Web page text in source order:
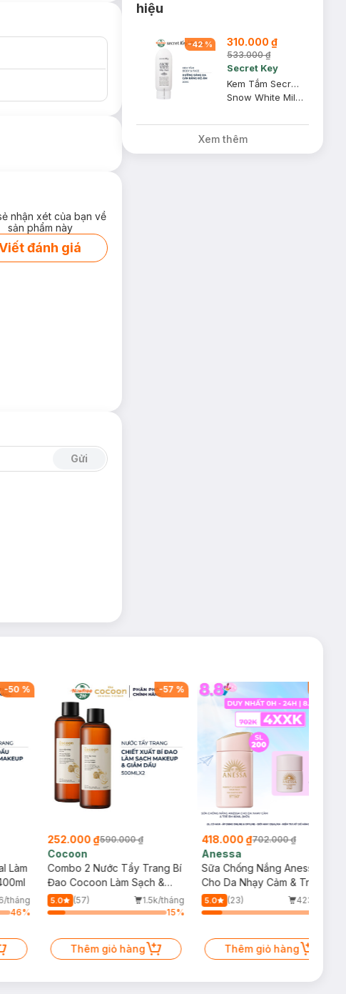
nhận xét của bạn về
sản phẩm này
đánh giá
Gửi
hiệu
-42% 310.000 ₫
533.000 ₫
Secret Key
Kem Tắm Secret Key Dưỡng Sáng Da Mặt Và Cơ Thể 200g
Snow White Milky Pack
Xem thêm
-50 %
Làm
tháng
46%
-57 %
252.000 ₫590.000 ₫
Cocoon
Combo 2 Nước Tẩy Trang Bí
Đao Cocoon Làm Sạch &
Giảm Dầu 500ml
5.0 (57)
1.5k/tháng
15%
Thêm giỏ hàng
418.000 ₫702.000 ₫
Anessa
Sữa Chống Nắng Anessa
Cho Da Nhạy Cảm & Trẻ Em
60ml (Mới)
5.0 (23)
423/tháng
Thêm giỏ hàng